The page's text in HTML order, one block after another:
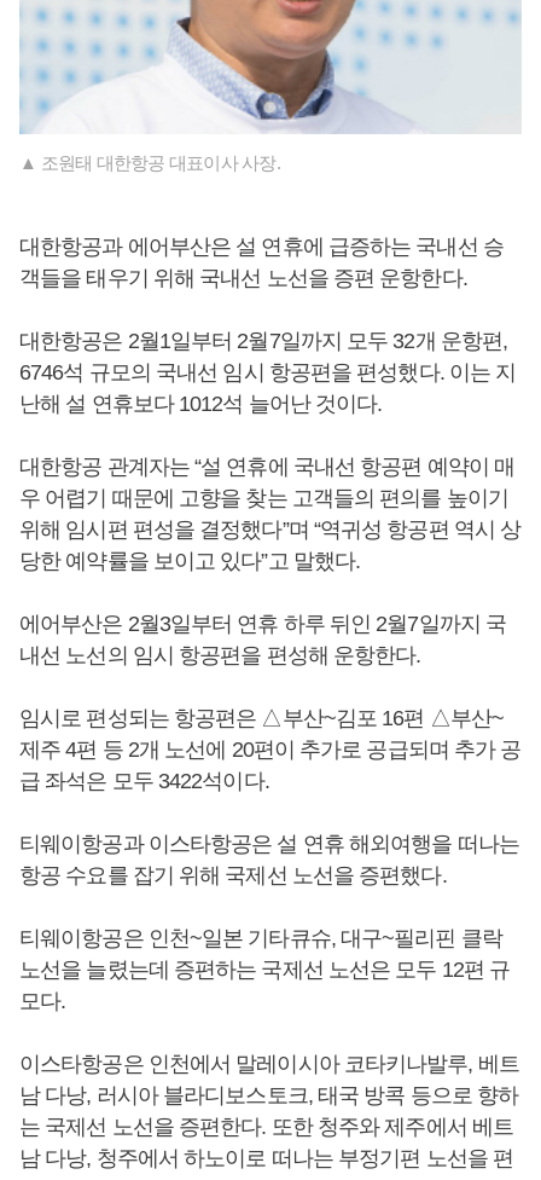
▲ 조원태 대한항공 대표이사 사장.
대한항공과 에어부산은 설 연휴에 급증하는 국내선 승
객들을 태우기 위해 국내선 노선을 증편 운항한다.
대한항공은 2월1일부터 2월7일까지 모두 32개 운항편,
6746석 규모의 국내선 임시 항공편을 편성했다. 이는 지
난해 설 연휴보다 1012석 늘어난 것이다.
대한항공 관계자는 “설 연휴에 국내선 항공편 예약이 매
우 어렵기 때문에 고향을 찾는 고객들의 편의를 높이기
위해 임시편 편성을 결정했다”며 “역귀성 항공편 역시 상
당한 예약률을 보이고 있다”고 말했다.
에어부산은 2월3일부터 연휴 하루 뒤인 2월7일까지 국
내선 노선의 임시 항공편을 편성해 운항한다.
임시로 편성되는 항공편은 △부산~김포 16편 △부산~
제주 4편 등 2개 노선에 20편이 추가로 공급되며 추가 공
급 좌석은 모두 3422석이다.
티웨이항공과 이스타항공은 설 연휴 해외여행을 떠나는
항공 수요를 잡기 위해 국제선 노선을 증편했다.
티웨이항공은 인천~일본 기타큐슈, 대구~필리핀 클락
노선을 늘렸는데 증편하는 국제선 노선은 모두 12편 규
모다.
이스타항공은 인천에서 말레이시아 코타키나발루, 베트
남 다낭, 러시아 블라디보스토크, 태국 방콕 등으로 향하
는 국제선 노선을 증편한다. 또한 청주와 제주에서 베트
남 다낭, 청주에서 하노이로 떠나는 부정기편 노선을 편